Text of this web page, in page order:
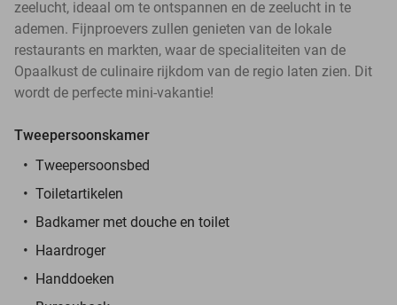
zeelucht, ideaal om te ontspannen en de zeelucht in te
ademen. Fijnproevers zullen genieten van de lokale
restaurants en markten, waar de specialiteiten van de
Opaalkust de culinaire rijkdom van de regio laten zien. Dit
wordt de perfecte mini-vakantie!
Tweepersoonskamer
Tweepersoonsbed
Toiletartikelen
Badkamer met douche en toilet
Haardroger
Handdoeken